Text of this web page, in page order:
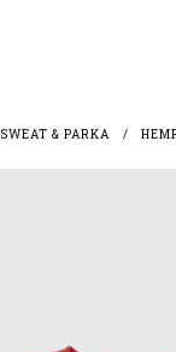
SWEAT & PARKA